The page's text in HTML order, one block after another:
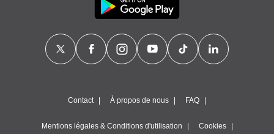
Contact À propos de nous FAQ
Mentions légales & Conditions d'utilisation Cookies